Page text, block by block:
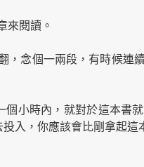
來閱讀。
，念個一兩段，有時候連
小時內，就對於這本書
入，你應該會比剛拿起這